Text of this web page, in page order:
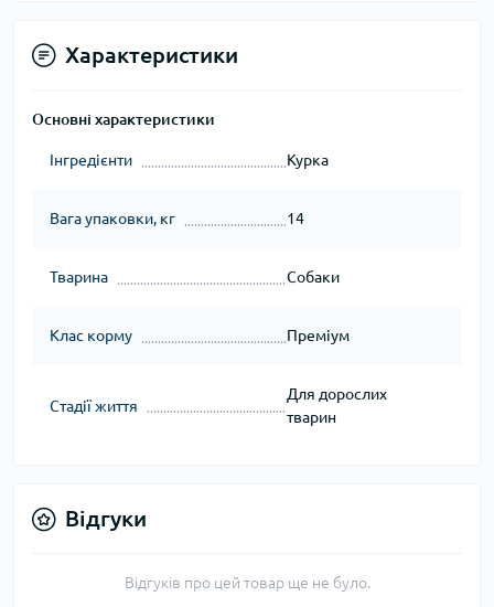
Характеристики
Основні характеристики
Інгредієнти Курка
Вага упаковки, кг 14
Тварина Собаки
Клас корму Преміум
Стадії життя
Для дорослих
тварин
Відгуки
Відгуків про цей товар ще не було.